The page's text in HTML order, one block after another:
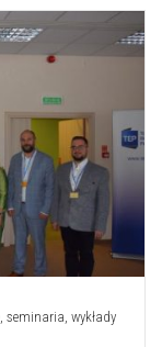
seminaria, wykłady